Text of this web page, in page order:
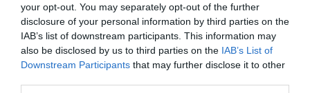
your opt-out. You may separately opt-out of the further
disclosure of your personal information by third parties on the
IAB’s list of downstream participants. This information may
also be disclosed by us to third parties on the IAB’s List of
Downstream Participants that may further disclose it to other
permitirles personarse como afectadas, pero sí
presentar alegaciones como terceros
interesados. La justificación que ha dado es que
estas entidades tienen acceso permanente al
expediente, y que en caso de que se hubieran